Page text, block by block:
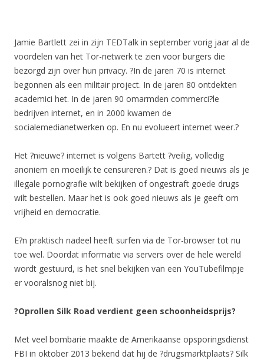
Jamie Bartlett zei in zijn TEDTalk in september vorig jaar al de
voordelen van het Tor-netwerk te zien voor burgers die
bezorgd zijn over hun privacy. ?In de jaren 70 is internet
begonnen als een militair project. In de jaren 80 ontdekten
academici het. In de jaren 90 omarmden commerci?le
bedrijven internet, en in 2000 kwamen de
socialemedianetwerken op. En nu evolueert internet weer.?
Het ?nieuwe? internet is volgens Bartett ?veilig, volledig
anoniem en moeilijk te censureren.? Dat is goed nieuws als je
illegale pornografie wilt bekijken of ongestraft goede drugs
wilt bestellen. Maar het is ook goed nieuws als je geeft om
vrijheid en democratie.
E?n praktisch nadeel heeft surfen via de Tor-browser tot nu
toe wel. Doordat informatie via servers over de hele wereld
wordt gestuurd, is het snel bekijken van een YouTubefilmpje
er vooralsnog niet bij.
?Oprollen Silk Road verdient geen schoonheidsprijs?
Met veel bombarie maakte de Amerikaanse opsporingsdienst
FBI in oktober 2013 bekend dat hij de ?drugsmarktplaats? Silk